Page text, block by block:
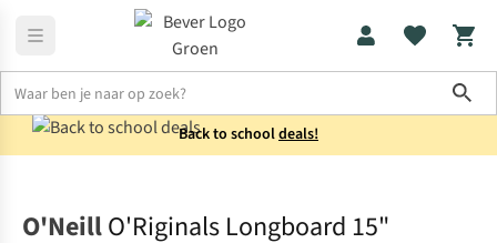
Back to schooldeals!
O'NeillO'Riginals Longboard 15"